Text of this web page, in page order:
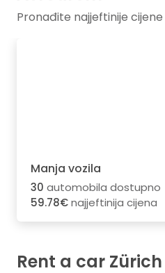
Pronađite najjeftinije
Manja vozila
30 automobila dostupno
59.78€najjeftinija cijena
Rent a car